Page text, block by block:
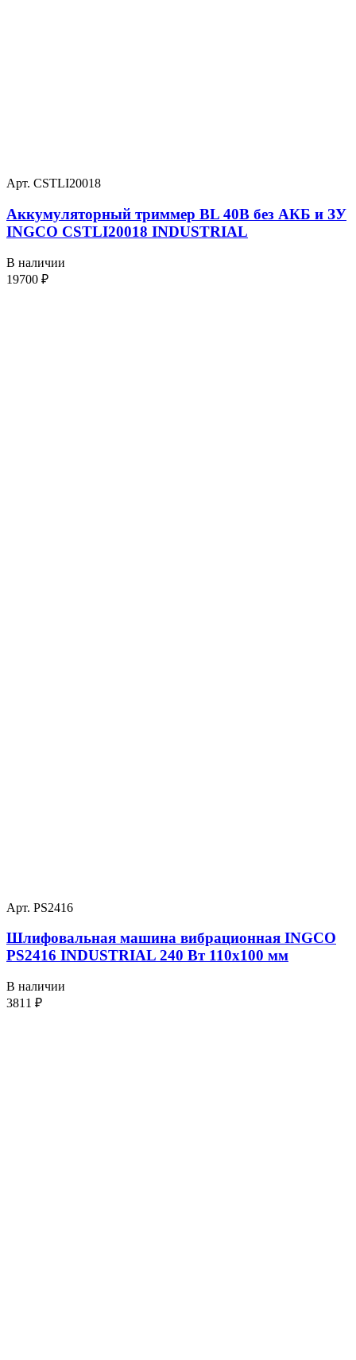
Арт. CSTLI20018
Аккумуляторный триммер BL 40В без АКБ и ЗУ
INGCO CSTLI20018 INDUSTRIAL
В наличии
19700 ₽
Арт. PS2416
Шлифовальная машина вибрационная INGCO
PS2416 INDUSTRIAL 240 Вт 110х100 мм
В наличии
3811 ₽